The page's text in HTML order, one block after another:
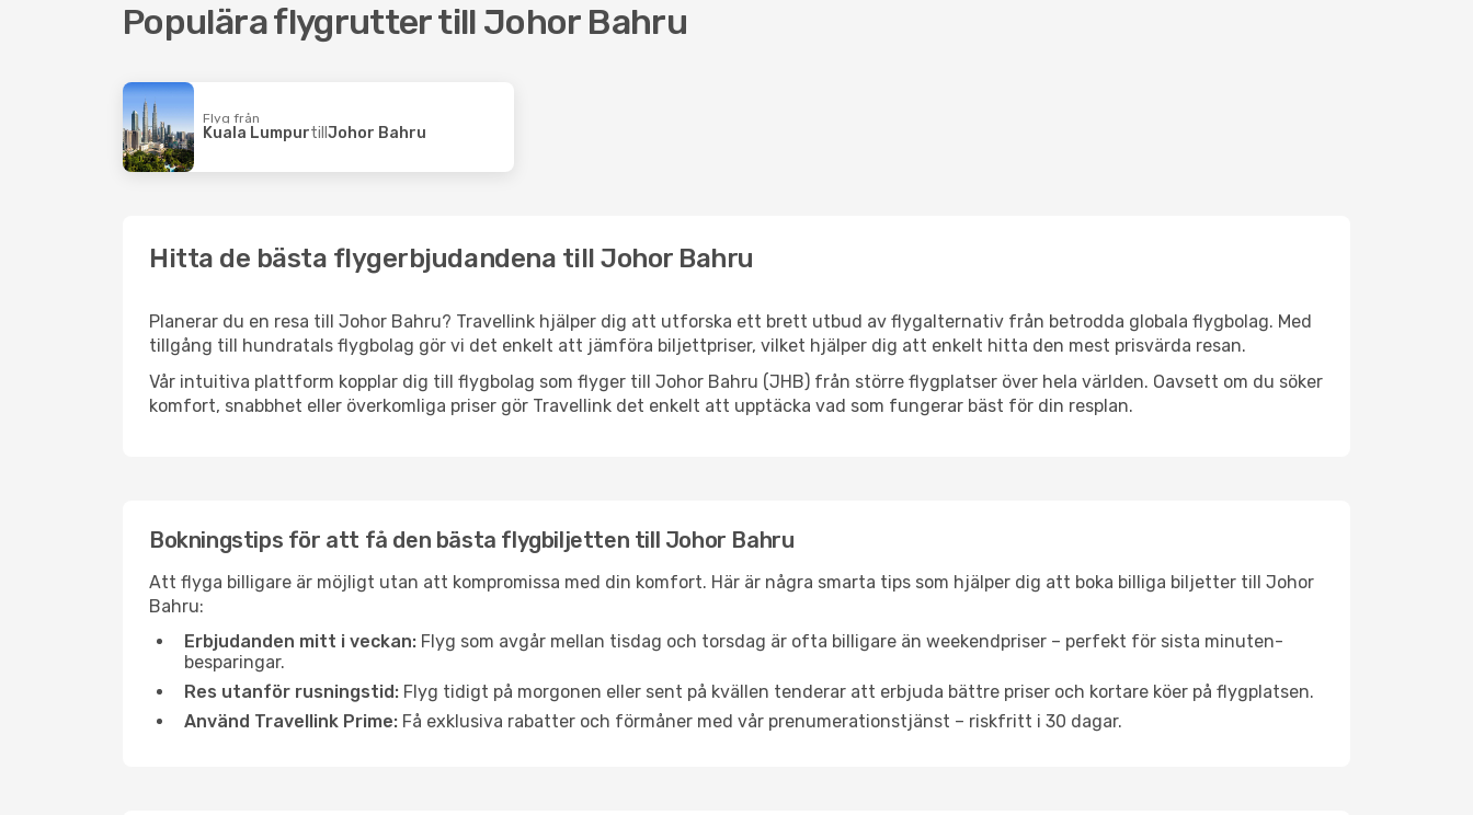
2 Mellanlandningar
- Bombay
Populära flygrutter till Johor Bahru
Flyg från
Kuala Lumpurtill Johor Bahru
Hitta de bästa flygerbjudandena till Johor Bahru
Planerar du en resa till Johor Bahru? Travellink hjälper dig att utforska ett brett utbud av flygalternativ från betrodda globala flygbolag. Med
tillgång till hundratals flygbolag gör vi det enkelt att jämföra biljettpriser, vilket hjälper dig att enkelt hitta den mest prisvärda resan.
Vår intuitiva plattform kopplar dig till flygbolag som flyger till Johor Bahru (JHB) från större flygplatser över hela världen. Oavsett om du söker
komfort, snabbhet eller överkomliga priser gör Travellink det enkelt att upptäcka vad som fungerar bäst för din resplan.
Bokningstips för att få den bästa flygbiljetten till Johor Bahru
Att flyga billigare är möjligt utan att kompromissa med din komfort. Här är några smarta tips som hjälper dig att boka billiga biljetter till Johor
Bahru:
Erbjudanden mitt i veckan: Flyg som avgår mellan tisdag och torsdag är ofta billigare än weekendpriser – perfekt för sista minuten-
besparingar.
Res utanför rusningstid: Flyg tidigt på morgonen eller sent på kvällen tenderar att erbjuda bättre priser och kortare köer på flygplatsen.
Använd Travellink Prime: Få exklusiva rabatter och förmåner med vår prenumerationstjänst – riskfritt i 30 dagar.